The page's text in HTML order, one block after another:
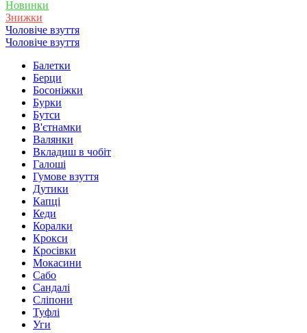
Новинки
Знижки
Чоловіче взуття
Чоловіче взуття
Балетки
Берци
Босоніжки
Бурки
Бутси
В'єтнамки
Валянки
Вкладиш в чобіт
Галоші
Гумове взуття
Дутики
Капці
Кеди
Коралки
Крокси
Кросівки
Мокасини
Сабо
Сандалі
Сліпони
Туфлі
Уги